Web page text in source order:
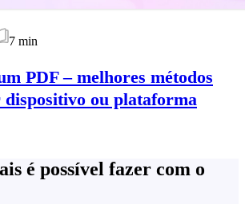
7 min
PDF – melhores métodos
ou plataforma
é possível fazer com o